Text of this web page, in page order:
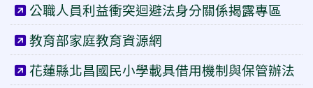
公職人員利益衝突迴避法身分關係揭露專區
教育部家庭教育資源網
花蓮縣北昌國民小學載具借用機制與保管辦法